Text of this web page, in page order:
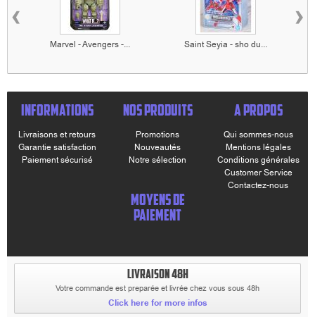
Marvel - Avengers -... Saint Seyia - sho du...
‹ ›
INFORMATIONS
Livraisons et retours
Garantie satisfaction
Paiement sécurisé
NOS PRODUITS
Promotions
Nouveautés
Notre sélection
A PROPOS
Qui sommes-nous
Mentions légales
Conditions générales
Customer Service
Contactez-nous
MOYENS DE
PAIEMENT
LIVRAISON 48H
Votre commande est preparée et livrée chez vous sous 48h
Click here for more infos